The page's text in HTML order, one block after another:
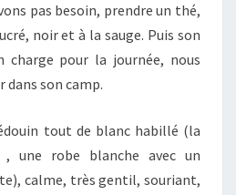
pas besoin, prendre un thé,
noir et à la sauge. Puis son
charge pour la journée, nous
son camp.
tout de blanc habillé (la
une robe blanche avec un
calme, très gentil, souriant,